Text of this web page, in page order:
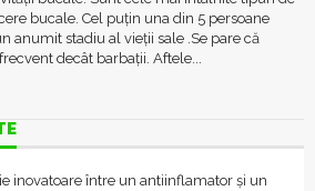
bucale. Cel puțin una din 5 persoane
anumit stadiu al vieții sale .Se pare că
decât barbații. Aftele...
inovatoare între un antiinflamator și un